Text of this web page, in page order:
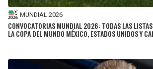
MUNDIAL 2026
CONVOCATORIAS MUNDIAL 2026: TODAS LAS LISTAS
LA COPA DEL MUNDO MÉXICO, ESTADOS UNIDOS Y